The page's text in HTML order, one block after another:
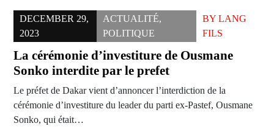
DECEMBER 29,
2023
ACTUALITÉ,
POLITIQUE
BYLANG
FILS
La cérémonie d’investiture de Ousmane
Sonko interdite par le prefet
Le préfet de Dakar vient d’annoncer l’interdiction de la
cérémonie d’investiture du leader du parti ex-Pastef, Ousmane
Sonko, qui était…